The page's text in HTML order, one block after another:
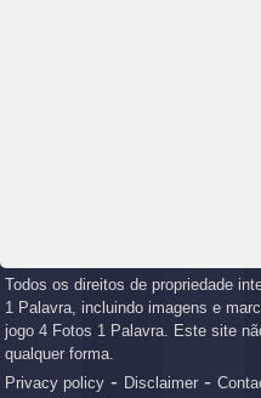
Todos os direitos de propriedade
1 Palavra, incluindo imagens e
jogo 4 Fotos 1 Palavra. Este site
qualquer forma.
Privacy policy - Disclaimer -